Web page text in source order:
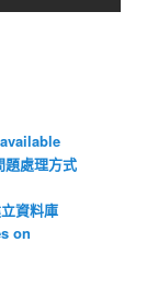
處理方式
資料庫
on